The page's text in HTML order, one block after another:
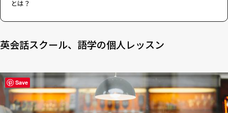
とは？
英会話スクール、語学の個人レッスン
Save